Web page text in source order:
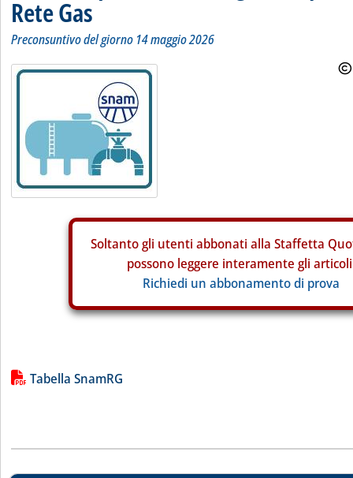
Rete Gas
Preconsuntivo del giorno 14 maggio 2026
Soltanto gli utenti abbonati alla Staffetta
possono leggere interamente gli
Richiedi un abbonamento di prova
Lista allegati PDF alla notizia
Tabella SnamRG